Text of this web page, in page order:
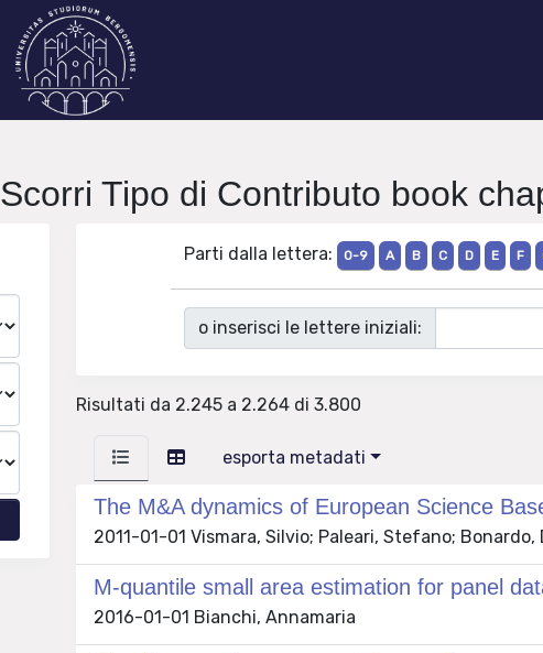
Scorri Tipo di Contributo book
Parti dalla lettera: 0-9 A B C D E F
o inserisci le lettere iniziali:
Risultati da 2.245 a 2.264 di 3.800
esporta metadati
The M&A dynamics of European Science
2011-01-01 Vismara, Silvio; Paleari, Stefano; Bonardo,
M-quantile small area estimation for panel
2016-01-01 Bianchi, Annamaria